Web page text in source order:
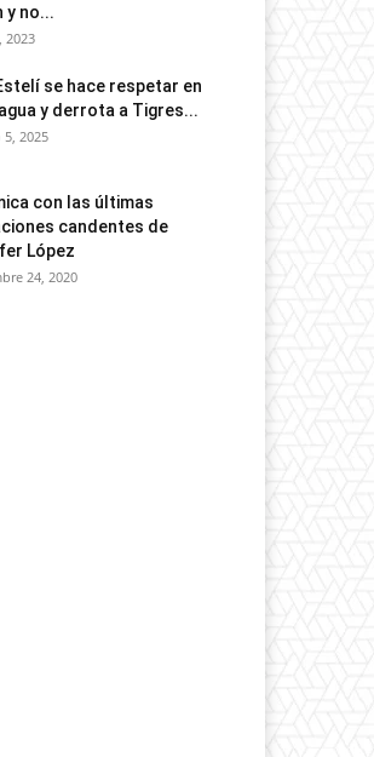
y no...
2023
se hace respetar en
y derrota a Tigres...
2025
con las últimas
candentes de
López
24, 2020